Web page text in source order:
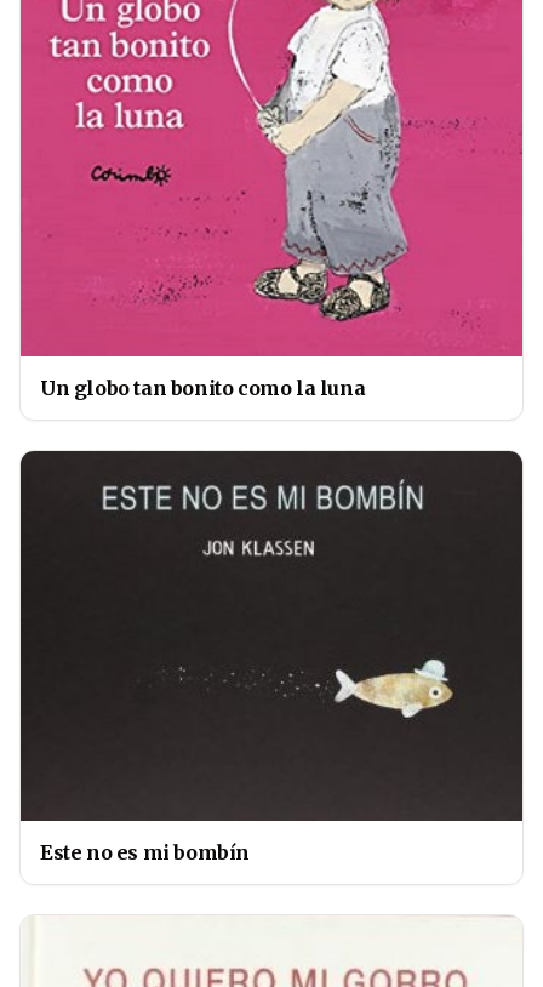
Un globo tan bonito como la luna
Este no es mi bombín